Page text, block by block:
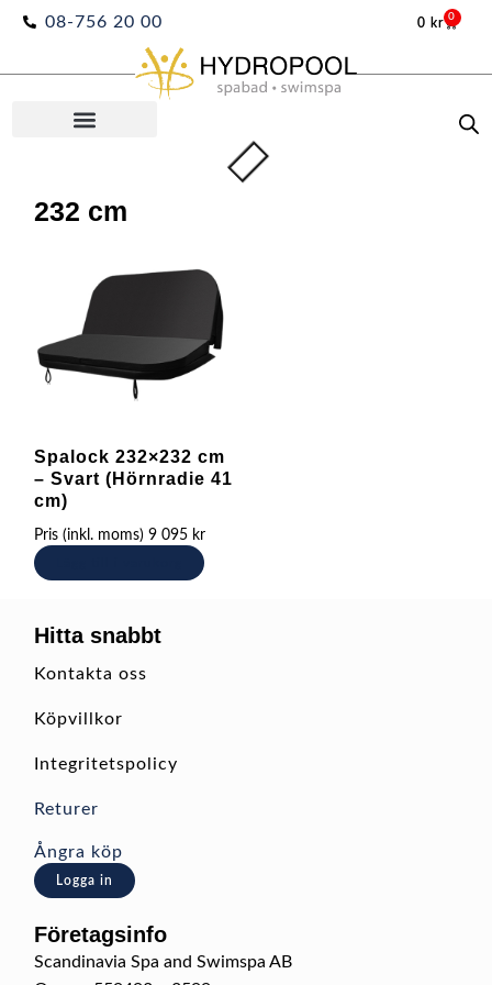
0 kr 0
08-756 20 00
232 cm
Spalock 232×232 cm
– Svart (Hörnradie 41
cm)
Pris (inkl. moms) 9 095 kr
Hitta snabbt
Kontakta oss
Köpvillkor
Integritetspolicy
Returer
Ångra köp
Logga in
Företagsinfo
Scandinavia Spa and Swimspa AB